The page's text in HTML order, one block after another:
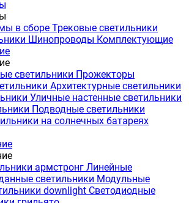
в сборе Трековые светильники
Шинопроводы Комплектующие
светильники Прожекторы
Архитектурные светильники
Уличные настенные светильники
Подводные светильники
на солнечных батареях
армстронг Линейные
светильники Модульные
downlight Светодиодные